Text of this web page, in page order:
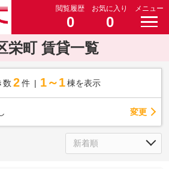
閲覧履歴
0
お気に入り
0
メニュー
栄町 賃貸一覧
数 2 件 1～1 棟を表示
変更